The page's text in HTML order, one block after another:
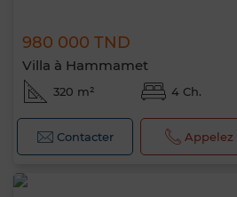
980 000 TND
Villa à Hammamet
320 m² 4 Ch.
Contacter Appelez